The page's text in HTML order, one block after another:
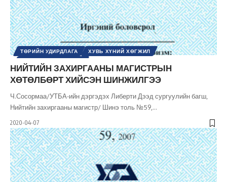
ТӨРИЙН УДИРДЛАГА
ХУВЬ ХҮНИЙ ХӨГЖИЛ
НИЙТИЙН ЗАХИРГААНЫ МАГИСТРЫН
ХӨТӨЛБӨРТ ХИЙСЭН ШИНЖИЛГЭЭ
Ч.Сосормаа/УТБА-ийн дэргэдэх Либерти Дээд сургуулийн багш,
Нийтийн захиргааны магистр/ Шинэ толь №59, …
2020-04-07